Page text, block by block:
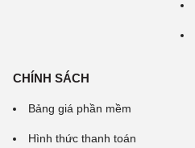
CHÍNH SÁCH
Bảng giá phần mềm
Hình thức thanh toán